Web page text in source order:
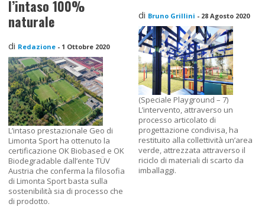
l’intaso 100%
naturale
di Redazione - 1 Ottobre 2020
L’intaso prestazionale Geo di
Limonta Sport ha ottenuto la
certificazione OK Biobased e OK
Biodegradable dall’ente TÜV
Austria che conferma la filosofia
di Limonta Sport basta sulla
sostenibilità sia di processo che
di prodotto.
di Bruno Grillini - 28 Agosto 2020
(Speciale Playground – 7)
L’intervento, attraverso un
processo articolato di
progettazione condivisa, ha
restituito alla collettività un’area
verde, attrezzata attraverso il
riciclo di materiali di scarto da
imballaggi.